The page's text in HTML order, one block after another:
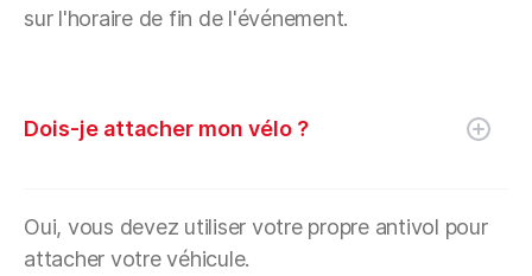
sur l'horaire de fin de l'événement.
Dois-je attacher mon vélo ?
Oui, vous devez utiliser votre propre antivol pour
attacher votre véhicule.